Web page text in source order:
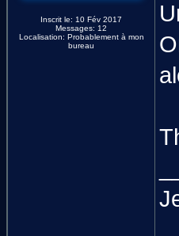
Inscrit le: 10 Fév 2017
Messages: 12
Localisation: Probablement à mon
bureau